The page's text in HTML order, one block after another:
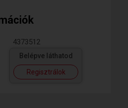
4373512
Belépve láthatod
Regisztrálok